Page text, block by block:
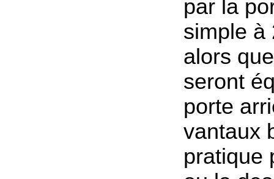
par la
simple à
alors
seront
porte
vantaux
pratique